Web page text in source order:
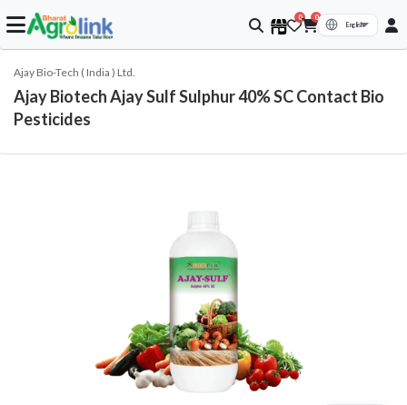
0 0
Ajay Bio-Tech ( India ) Ltd.
Ajay Biotech Ajay Sulf Sulphur 40% SC Contact Bio
Pesticides